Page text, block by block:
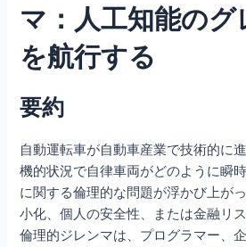
マ：人工知能のグ
を航行する
要約
自動運転車が自動車産業で技術的に
機的状況で自律車両がどのように瞬
に関する倫理的な問題が浮かび上が
小化、個人の安全性、または金融リ
倫理的ジレンマは、プログラマー、